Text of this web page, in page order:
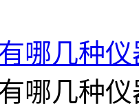
哪几种仪
哪几种